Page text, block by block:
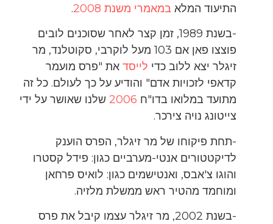
התיעוד המלא במאמרי משנת 2008
.
-בשנת 1989, זמן קצר לאחר שסוכנים לובים
פוצצו פאן אם 103 מעל לוקרבי, סקוטלנד, מר
זיגלר יצא ללוב כדי לייסד את "פרס מועמר
קדאפי לזכויות אדם" והודיע על כך לעולם. כל זה
מתועד במלואו בדו"ח 2006 שלנו שאושר על ידי
צייטונג נויה צירכר.
-תחת פיקוחו של מר זיגלר, הפרס הוענק
לדיקטטורים אנטי-מערביים כגון: פידל קסטרו
והוגו צ'אבס, ואנטישמים כגון: לואיס פרחאן
ומוחמד מהטיר ראש ממשלת מלזיה.
-בשנת 2002, מר זיגלר עצמו קיבל את פרס